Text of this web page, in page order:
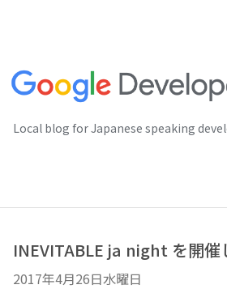
Local blog for Japanese speaking
INEVITABLE ja night を開催
2017年4月26日水曜日